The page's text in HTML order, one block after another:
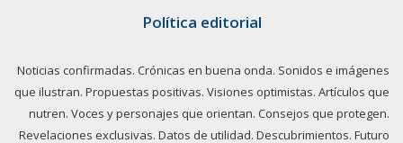
Política editorial
Noticias confirmadas. Crónicas en buena onda. Sonidos e imágenes
que ilustran. Propuestas positivas. Visiones optimistas. Artículos que
nutren. Voces y personajes que orientan. Consejos que protegen.
Revelaciones exclusivas. Datos de utilidad. Descubrimientos. Futuro